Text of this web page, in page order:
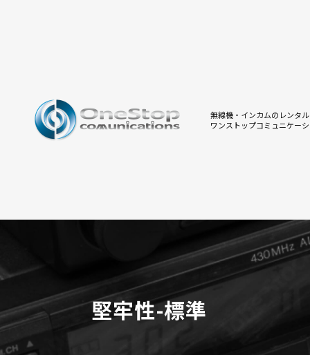
無線機・インカムのレンタ
ワンストップコミュニケー
無線機
堅牢性-標準